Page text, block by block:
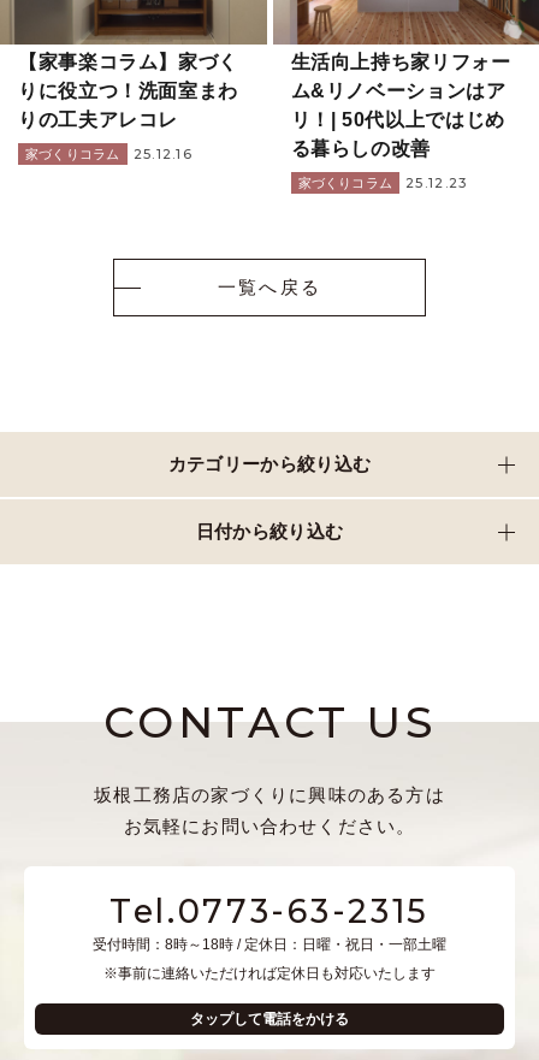
【家事楽コラム】家づく
りに役立つ！洗面室まわ
りの工夫アレコレ
家づくりコラム 25.12.16
生活向上持ち家リフォー
ム&リノベーションはア
リ！| 50代以上ではじめ
る暮らしの改善
家づくりコラム 25.12.23
一覧へ戻る
カテゴリーから絞り込む
日付から絞り込む
CONTACT US
坂根工務店の家づくりに興味のある方は
お気軽にお問い合わせください。
Tel.0773-63-2315
受付時間：8時～18時 / 定休日：日曜・祝日・一部土曜
※事前に連絡いただければ定休日も対応いたします
タップして電話をかける